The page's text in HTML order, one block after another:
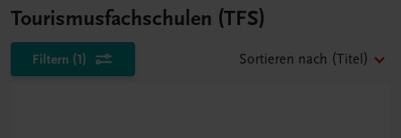
Tourismusfachschulen (TFS)
Filtern (1) Sortieren nach (Titel)